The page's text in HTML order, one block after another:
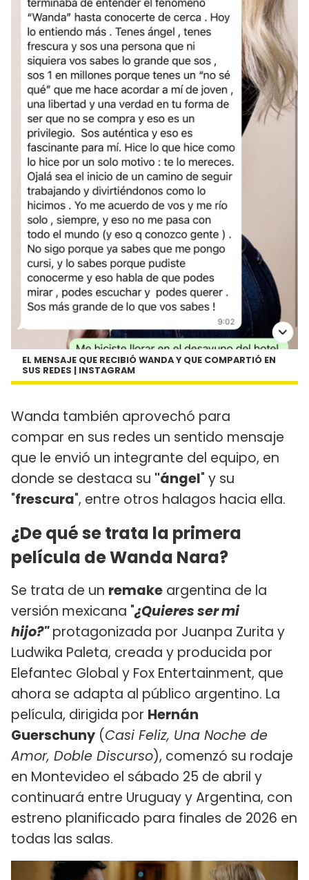
EL MENSAJE QUE RECIBIÓ WANDA Y QUE COMPARTIÓ EN
SUS REDES | INSTAGRAM
Wanda también aprovechó para
compar en sus redes un sentido mensaje
que le envió un integrante del equipo, en
donde se destaca su "ángel" y su
"frescura", entre otros halagos hacia ella.
¿De qué se trata la primera
película de Wanda Nara?
Se trata de un remake argentina de la
versión mexicana "¿Quieres ser mi
hijo?"protagonizada por Juanpa Zurita y
Ludwika Paleta, creada y producida por
Elefantec Global y Fox Entertainment, que
ahora se adapta al público argentino. La
película, dirigida por Hernán
Guerschuny (Casi Feliz, Una Noche de
Amor, Doble Discurso), comenzó su rodaje
en Montevideo el sábado 25 de abril y
continuará entre Uruguay y Argentina, con
estreno planificado para finales de 2026 en
todas las salas.